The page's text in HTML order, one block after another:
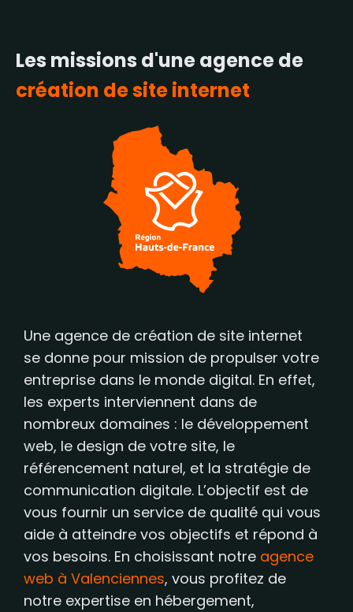
Les missions d'une agence de
création de site internet
Une agence de création de site internet
se donne pour mission de propulser votre
entreprise dans le monde digital. En effet,
les experts interviennent dans de
nombreux domaines : le développement
web, le design de votre site, le
référencement naturel, et la stratégie de
communication digitale. L’objectif est de
vous fournir un service de qualité qui vous
aide à atteindre vos objectifs et répond à
vos besoins. En choisissant notre agence
web à Valenciennes, vous profitez de
notre expertise en hébergement,